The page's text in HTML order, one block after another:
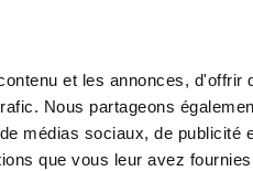
et les annonces, d'offrir
Nous partageons
médias sociaux, de publicité
que vous leur avez
History International